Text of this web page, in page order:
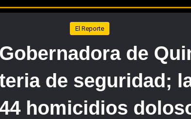
El Reporte
de
de seguridad;
homicidios